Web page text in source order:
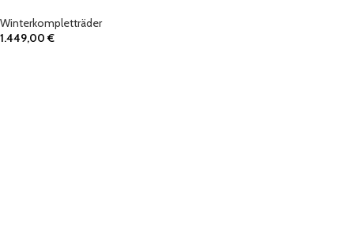
Winterkompletträder
1.449,00€